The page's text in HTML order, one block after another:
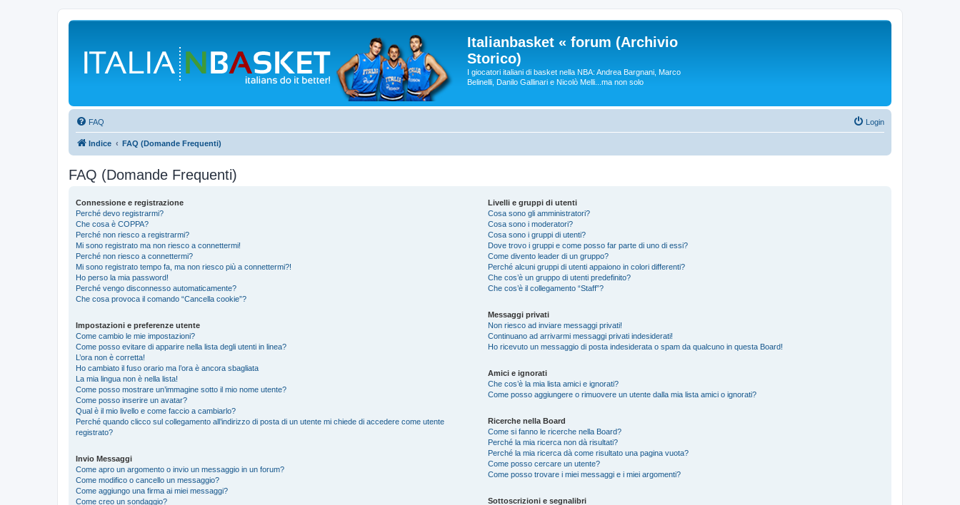
Italianbasket « forum (Archivio
Storico)
I giocatori italiani di basket nella NBA: Andrea Bargnani, Marco
Belinelli, Danilo Gallinari e Nicolò Melli...ma non solo
FAQ Login
Indice FAQ (Domande Frequenti)
FAQ (Domande Frequenti)
Connessione e registrazione
Perché devo registrarmi?
Che cosa è COPPA?
Perché non riesco a registrarmi?
Mi sono registrato ma non riesco a connettermi!
Perché non riesco a connettermi?
Mi sono registrato tempo fa, ma non riesco più a connettermi?!
Ho perso la mia password!
Perché vengo disconnesso automaticamente?
Che cosa provoca il comando “Cancella cookie”?
Impostazioni e preferenze utente
Come cambio le mie impostazioni?
Come posso evitare di apparire nella lista degli utenti in linea?
L’ora non è corretta!
Ho cambiato il fuso orario ma l’ora è ancora sbagliata
La mia lingua non è nella lista!
Come posso mostrare un’immagine sotto il mio nome utente?
Come posso inserire un avatar?
Qual è il mio livello e come faccio a cambiarlo?
Perché quando clicco sul collegamento all’indirizzo di posta di un utente mi chiede di accedere come utente
registrato?
Invio Messaggi
Come apro un argomento o invio un messaggio in un forum?
Come modifico o cancello un messaggio?
Come aggiungo una firma ai miei messaggi?
Come creo un sondaggio?
Livelli e gruppi di utenti
Cosa sono gli amministratori?
Cosa sono i moderatori?
Cosa sono i gruppi di utenti?
Dove trovo i gruppi e come posso far parte di uno di essi?
Come divento leader di un gruppo?
Perché alcuni gruppi di utenti appaiono in colori differenti?
Che cos’è un gruppo di utenti predefinito?
Che cos’è il collegamento “Staff”?
Messaggi privati
Non riesco ad inviare messaggi privati!
Continuano ad arrivarmi messaggi privati indesiderati!
Ho ricevuto un messaggio di posta indesiderata o spam da qualcuno in questa Board!
Amici e ignorati
Che cos’è la mia lista amici e ignorati?
Come posso aggiungere o rimuovere un utente dalla mia lista amici o ignorati?
Ricerche nella Board
Come si fanno le ricerche nella Board?
Perché la mia ricerca non dà risultati?
Perché la mia ricerca dà come risultato una pagina vuota?
Come posso cercare un utente?
Come posso trovare i miei messaggi e i miei argomenti?
Sottoscrizioni e segnalibri